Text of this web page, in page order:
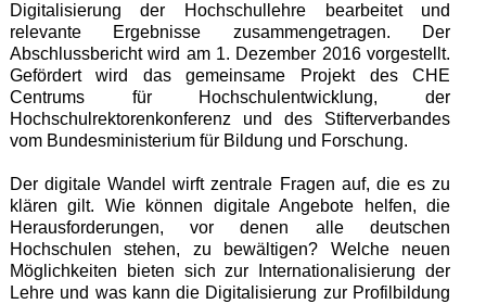
Digitalisierung der Hochschullehre bearbeitet und
relevante Ergebnisse zusammengetragen. Der
Abschlussbericht wird am 1. Dezember 2016 vorgestellt.
Gefördert wird das gemeinsame Projekt des CHE
Centrums für Hochschulentwicklung, der
Hochschulrektorenkonferenz und des Stifterverbandes
vom Bundesministerium für Bildung und Forschung.
Der digitale Wandel wirft zentrale Fragen auf, die es zu
klären gilt. Wie können digitale Angebote helfen, die
Herausforderungen, vor denen alle deutschen
Hochschulen stehen, zu bewältigen? Welche neuen
Möglichkeiten bieten sich zur Internationalisierung der
Lehre und was kann die Digitalisierung zur Profilbildung